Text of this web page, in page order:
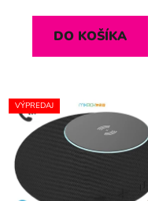
DO KOŠÍKA
VÝPREDAJ